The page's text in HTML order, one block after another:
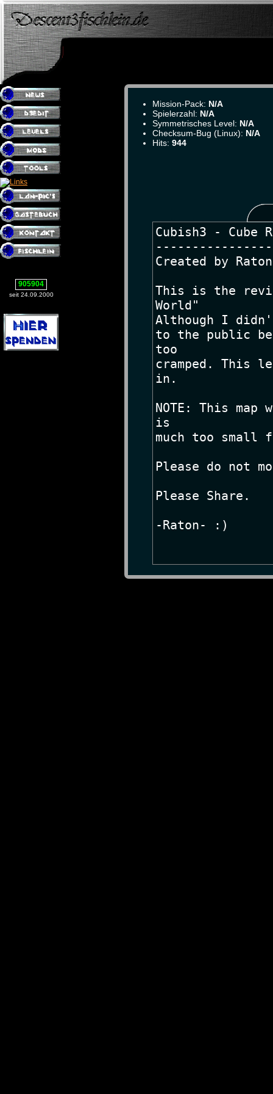
905904
seit 24.09.2000
Mission-Pack: N/A
Spielerzahl: N/A
Symmetrisches Level: N/A
Checksum-Bug (Linux): N/A
Hits: 944